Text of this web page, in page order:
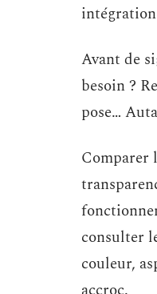
Avant de
besoin ?
pose…
Comparer
consulter
couleur,